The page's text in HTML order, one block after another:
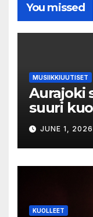
You missed
MUSIIKKIUUTISET
Aurajoki
suuri
JUNE 1, 2026
KUOLLEET